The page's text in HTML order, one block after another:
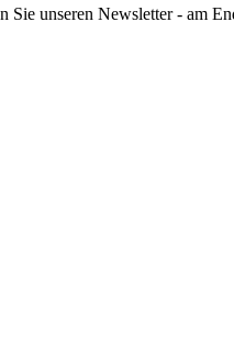
unseren Newsletter - am